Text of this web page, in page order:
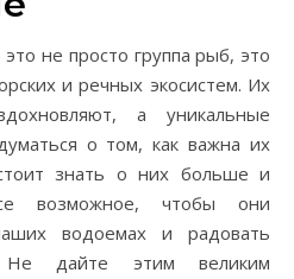
не просто группа рыб, это
и речных экосистем. Их
а уникальные
о том, как важна их
знать о них больше и
возможное, чтобы они
водоемах и радовать
Не дайте этим великим